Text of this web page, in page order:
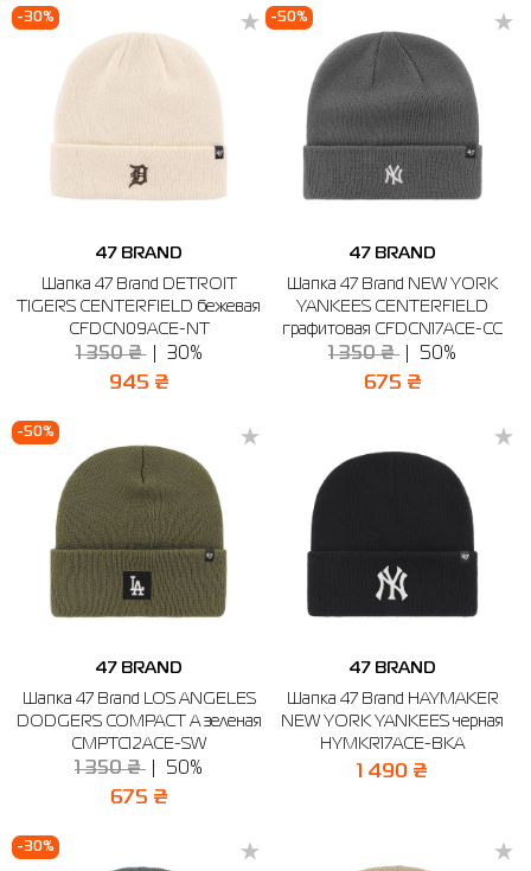
-30%
47 BRAND
Шапка 47 Brand DETROIT
TIGERS CENTERFIELD бежевая
CFDCN09ACE-NT
1 350 ₴ 30%
945 ₴
-50%
47 BRAND
Шапка 47 Brand NEW YORK
YANKEES CENTERFIELD
графитовая CFDCN17ACE-CC
1 350 ₴ 50%
675 ₴
-50%
47 BRAND
Шапка 47 Brand LOS ANGELES
DODGERS COMPACT A зеленая
CMPTC12ACE-SW
1 350 ₴ 50%
675 ₴
47 BRAND
Шапка 47 Brand HAYMAKER
NEW YORK YANKEES черная
HYMKR17ACE-BKA
1 490 ₴
-30%